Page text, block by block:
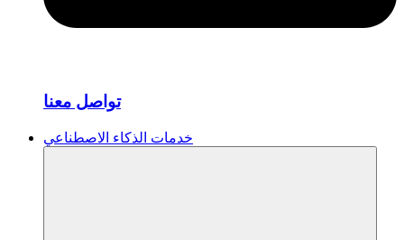
تواصل معنا
خدمات الذكاء الاصطناعي